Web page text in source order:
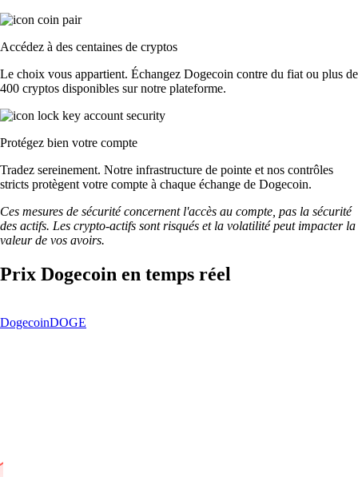
Accédez à des centaines de cryptos
Le choix vous appartient. Échangez Dogecoin contre du fiat ou plus de
400 cryptos disponibles sur notre plateforme.
Protégez bien votre compte
Tradez sereinement. Notre infrastructure de pointe et nos contrôles
stricts protègent votre compte à chaque échange de Dogecoin.
Ces mesures de sécurité concernent l'accès au compte, pas la sécurité
des actifs. Les crypto-actifs sont risqués et la volatilité peut impacter la
valeur de vos avoirs.
Prix Dogecoin en temps réel
DogecoinDOGE